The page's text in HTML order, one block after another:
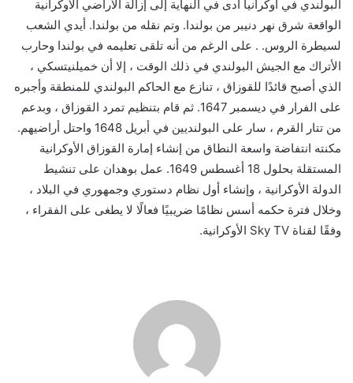
البولندي في أوكرانيا أدى في النهاية إلى إزالة الأراضي الأوكرانية
الواقعة شرق نهر دنيبر من بولندا. وتم نقله من بولندا. أيدي الشعب
لسيطرة الروس. . على الرغم من أنه تلقى تعليمه في بولندا وحارب
الأتراك مع الجيش البولندي في ذلك الوقت ، إلا أن خميلنيتسكي ،
الذي أصبح قائدًا للقوزاق ، تنازع مع الحاكم البولندي للمنطقة وأجبره
على الفرار في ديسمبر 1647. ثم قام بتنظيم تمرد القوزاق ، وبدعم
من تتار القرم ، سار على البولنديين في أبريل 1648 واحتل أراضيهم.
مكنته انتفاضة واسعة النطاق من إنشاء إمارة القوزاق الأوكرانية
المستقلة بحلول 18 أغسطس 1649. عمل بوهدان على تنشيط
الدولة الأوكرانية ، وإنشاء أول نظام دستوري وجمهوري في البلاد ،
وخلال فترة حكمه أسس نظامًا ضريبيًا فعالًا لا يطغى على الفقراء ،
وفقًا لقناة Sky TV الأوكرانية.